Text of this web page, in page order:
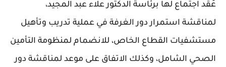
عُقد اجتماع لها برئاسة الدكتور علاء عبد المجيد،
لمناقشة استمرار دور الغرفة في عملية تدريب وتأهيل
مستشفيات القطاع الخاص، للانضمام لمنظومة التأمين
الصحي الشامل، وكذلك الاتفاق على موعد لمناقشة دور